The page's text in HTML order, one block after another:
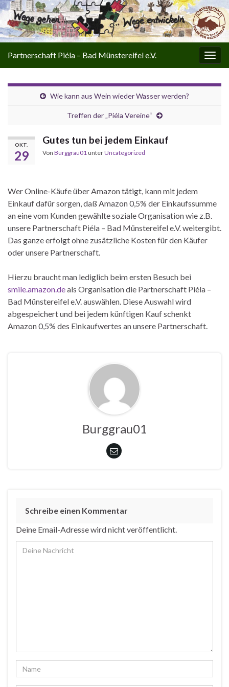
Partnerschaft Piéla – Bad Münstereifel e.V.
Wie kann aus Wein wieder Wasser werden?
Treffen der „Piéla Vereine“
OKT.
29
Gutes tun bei jedem Einkauf
Von Burggrau01unterUncategorized
Wer Online-Käufe über Amazon tätigt, kann mit jedem
Einkauf dafür sorgen, daß Amazon 0,5% der Einkaufssumme
an eine vom Kunden gewählte soziale Organisation wie z.B.
unsere Partnerschaft Piéla – Bad Münstereifel e.V. weitergibt.
Das ganze erfolgt ohne zusätzliche Kosten für den Käufer
oder unsere Partnerschaft.
Hierzu braucht man lediglich beim ersten Besuch bei
smile.amazon.deals Organisation die Partnerschaft Piéla –
Bad Münstereifel e.V. auswählen. Diese Auswahl wird
abgespeichert und bei jedem künftigen Kauf schenkt
Amazon 0,5% des Einkaufwertes an unsere Partnerschaft.
Burggrau01
Schreibe einen Kommentar
Deine Email-Adresse wird nicht veröffentlicht.